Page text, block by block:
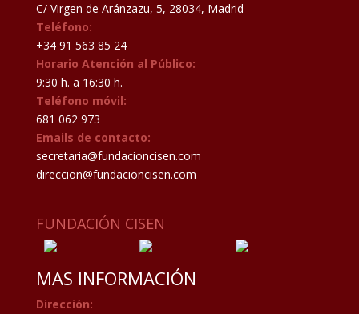
C/ Virgen de Aránzazu, 5, 28034, Madrid
Teléfono:
+34 91 563 85 24
Horario Atención al Público:
9:30 h. a 16:30 h.
Teléfono móvil:
681 062 973
Emails de contacto:
secretaria@fundacioncisen.com
direccion@fundacioncisen.com
FUNDACIÓN CISEN
MAS INFORMACIÓN
Dirección: